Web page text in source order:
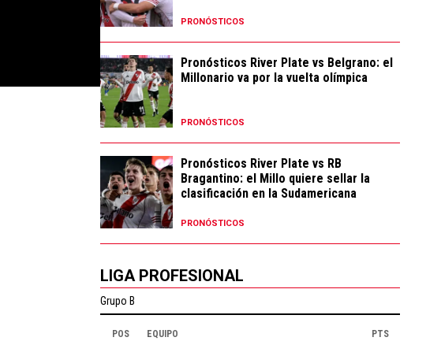
PRONÓSTICOS
Pronósticos River Plate vs Belgrano: el
Millonario va por la vuelta olímpica
PRONÓSTICOS
Pronósticos River Plate vs RB
Bragantino: el Millo quiere sellar la
clasificación en la Sudamericana
PRONÓSTICOS
LIGA PROFESIONAL